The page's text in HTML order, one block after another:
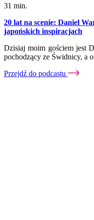
31 min.
20 lat na scenie: Daniel
japońskich inspiracjach
Dzisiaj moim gościem jest
pochodzący ze Świdnicy, a
Przejdź do podcastu